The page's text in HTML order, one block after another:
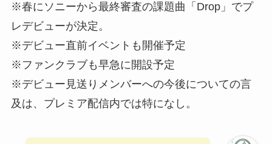
※春にソニーから最終審査の課題曲「Drop」でプ
レデビューが決定。
※デビュー直前イベントも開催予定
※ファンクラブも早急に開設予定
※デビュー見送りメンバーへの今後についての言
及は、プレミア配信内では特になし。